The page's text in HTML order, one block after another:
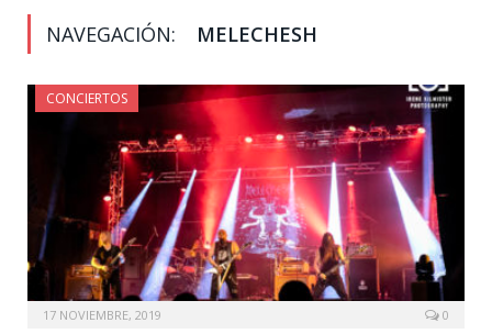
NAVEGACIÓN: MELECHESH
CONCIERTOS
17 NOVIEMBRE, 2019 0